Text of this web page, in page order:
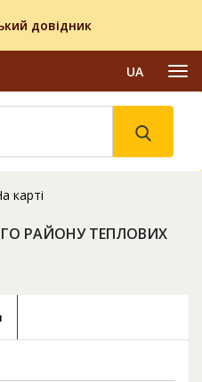
довідник
UA
карті
РАЙОНУ ТЕПЛОВИХ